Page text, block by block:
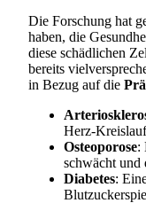
Die Forschung hat
haben, die
diese schädlichen
bereits
in Bezug auf die
Herz-
Osteoporose:
schwächt und
Diabetes: